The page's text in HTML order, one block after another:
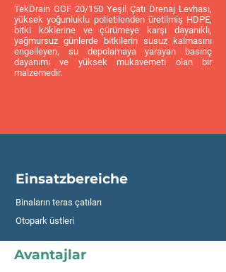
TekDrain GGF 20/150 Yeşil Çatı Drenaj Levhası,
yüksek yoğunluklu polietilenden üretilmiş HDPE,
bitki köklerine ve çürümeye karşı dayanıklı,
yağmursuz günlerde bitkilerin susuz kalmasını
engelleyen, su depolamaya yarayan basınç
dayanımı ve yüksek mukavemeti olan bir
malzemedir.
Einsatzbereiche
Binaların teras çatıları
Otopark üstleri
Avantajlar